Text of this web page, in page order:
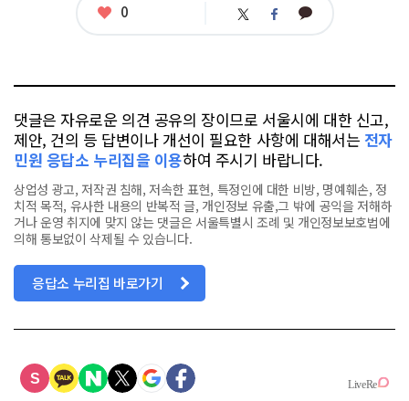
좋
0 트 페 카
댓글은 자유로운 의견 공유의 장이므로 서울시에 대한 신고,
제안, 건의 등 답변이나 개선이 필요한 사항에 대해서는 전자
민원 응답소 누리집을 이용하여 주시기 바랍니다.
상업성 광고, 저작권 침해, 저속한 표현, 특정인에 대한 비방, 명예훼손, 정
치적 목적, 유사한 내용의 반복적 글, 개인정보 유출,그 밖에 공익을 저해하
거나 운영 취지에 맞지 않는 댓글은 서울특별시 조례 및 개인정보보호법에
의해 통보없이 삭제될 수 있습니다.
응답소 누리집 바로가기